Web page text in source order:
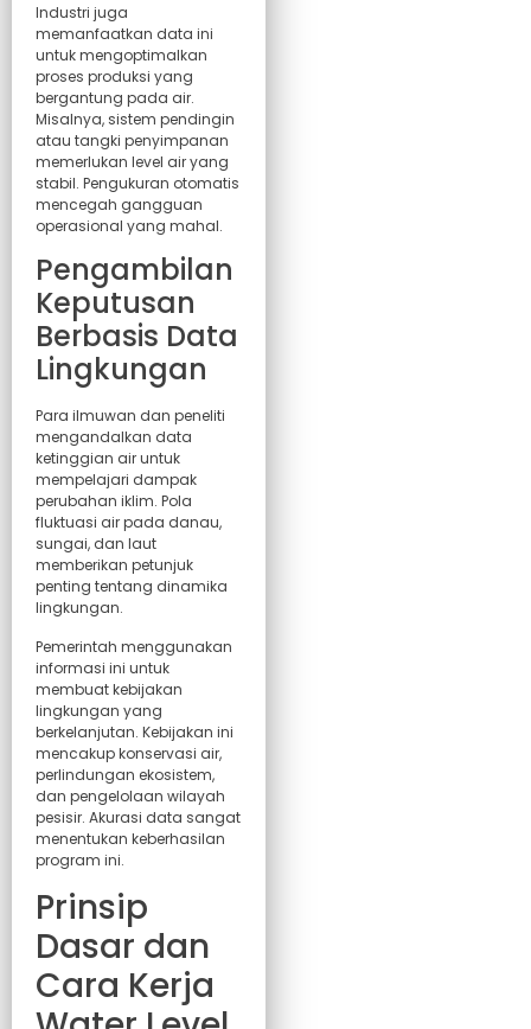
Industri juga
memanfaatkan data ini
untuk mengoptimalkan
proses produksi yang
bergantung pada air.
Misalnya, sistem pendingin
atau tangki penyimpanan
memerlukan level air yang
stabil. Pengukuran otomatis
mencegah gangguan
operasional yang mahal.
Pengambilan
Keputusan
Berbasis Data
Lingkungan
Para ilmuwan dan peneliti
mengandalkan data
ketinggian air untuk
mempelajari dampak
perubahan iklim. Pola
fluktuasi air pada danau,
sungai, dan laut
memberikan petunjuk
penting tentang dinamika
lingkungan.
Pemerintah menggunakan
informasi ini untuk
membuat kebijakan
lingkungan yang
berkelanjutan. Kebijakan ini
mencakup konservasi air,
perlindungan ekosistem,
dan pengelolaan wilayah
pesisir. Akurasi data sangat
menentukan keberhasilan
program ini.
Prinsip
Dasar dan
Cara Kerja